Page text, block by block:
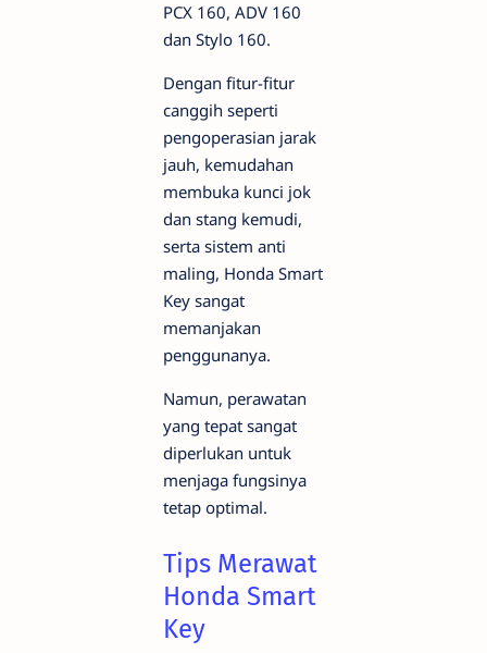
PCX 160, ADV 160
dan Stylo 160.
Dengan fitur-fitur
canggih seperti
pengoperasian jarak
jauh, kemudahan
membuka kunci jok
dan stang kemudi,
serta sistem anti
maling, Honda Smart
Key sangat
memanjakan
penggunanya.
Namun, perawatan
yang tepat sangat
diperlukan untuk
menjaga fungsinya
tetap optimal.
Tips Merawat
Honda Smart
Key